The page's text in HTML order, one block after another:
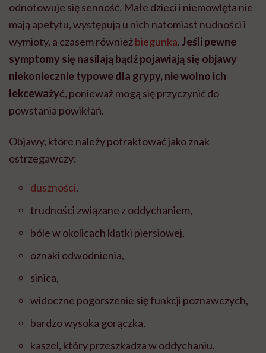
odnotowuje się senność. Małe dzieci i niemowlęta nie
mają apetytu, występują u nich natomiast nudności i
wymioty, a czasem równieżbiegunka.Jeśli pewne
symptomy się nasilają bądź pojawiają się objawy
niekoniecznie typowe dla grypy, nie wolno ich
lekceważyć, ponieważ mogą się przyczynić do
powstania powikłań.
Objawy, które należy potraktować jako znak
ostrzegawczy:
duszności,
trudności związane z oddychaniem,
bóle w okolicach klatki piersiowej,
oznaki odwodnienia,
sinica,
widoczne pogorszenie się funkcji poznawczych,
bardzo wysoka gorączka,
kaszel, który przeszkadza w oddychaniu.